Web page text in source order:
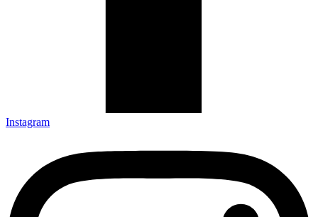
Instagram